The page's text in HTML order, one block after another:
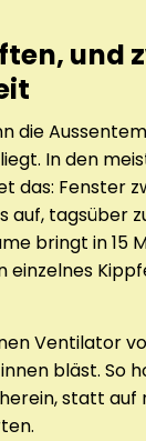
und
die
In den
das: Fenster
auf, tagsüber
bringt in 15
einzelnes
Ventilator
bläst. So
statt auf